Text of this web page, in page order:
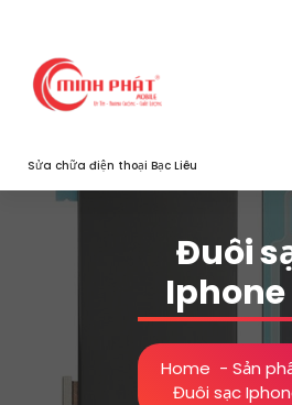
content
Sửa chữa điện thoại Bạc Liêu
Đuôi
Iphone
Home - Sản
Đuôi sạc